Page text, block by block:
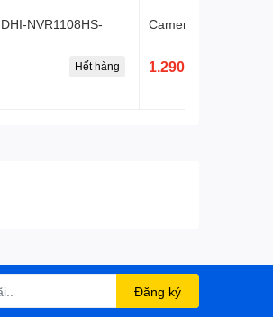
NVR1108HS-
Hết hàng
Camera IP DAHUA
1.290.000 ₫
Đăng ký